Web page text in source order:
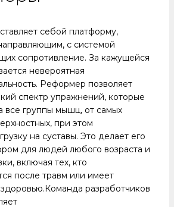
себой платформу,
с системой
сопротивление. За кажущейся
невероятная
Реформер позволяет
спектр упражнений, которые
все группы мышц, от самых
при этом
на суставы. Это делает его
для людей любого возраста и
включая тех, кто
после травм или имеет
разработчиков